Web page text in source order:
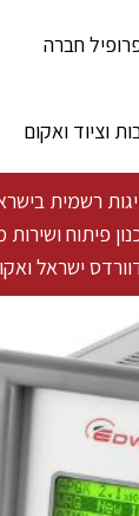
חברה
וציוד ואקום
בישראל - מעל 100 שנות פעילות גלובלית לייצור פתרונות ואקום
פיתוח
ישראל